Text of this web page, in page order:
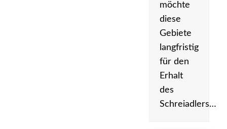
möchte
diese
Gebiete
langfristig
für den
Erhalt
des
Schreiadlers…